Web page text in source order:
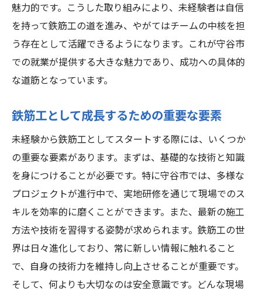
魅力的です。こうした取り組みにより、未経験者は自信
を持って鉄筋工の道を進み、やがてはチームの中核を担
う存在として活躍できるようになります。これが守谷市
での就業が提供する大きな魅力であり、成功への具体的
な道筋となっています。
鉄筋工として成長するための重要な要素
未経験から鉄筋工としてスタートする際には、いくつか
の重要な要素があります。まずは、基礎的な技術と知識
を身につけることが必要です。特に守谷市では、多様な
プロジェクトが進行中で、実地研修を通じて現場でのス
キルを効率的に磨くことができます。また、最新の施工
方法や技術を習得する姿勢が求められます。鉄筋工の世
界は日々進化しており、常に新しい情報に触れること
で、自身の技術力を維持し向上させることが重要です。
そして、何よりも大切なのは安全意識です。どんな現場